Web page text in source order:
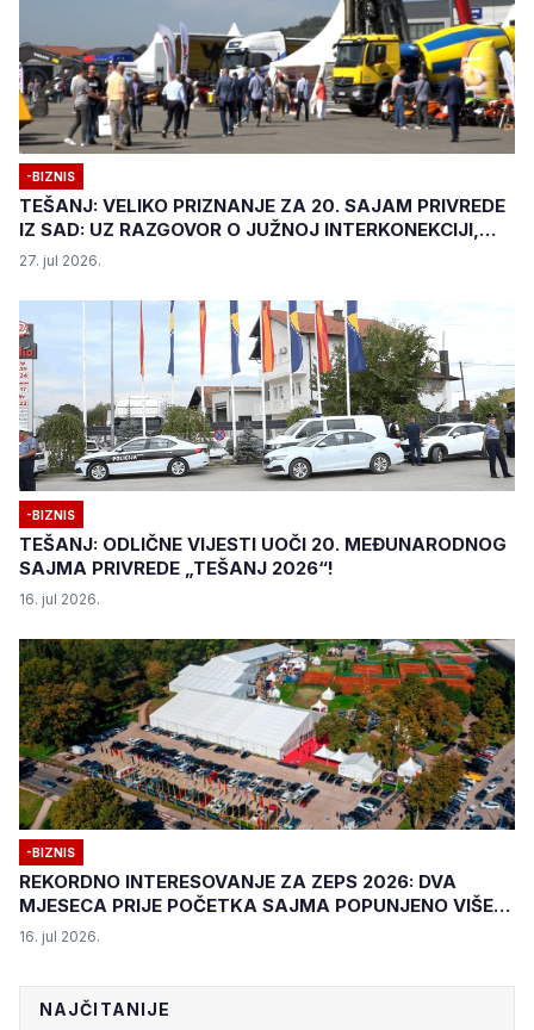
-BIZNIS
TEŠANJ: VELIKO PRIZNANJE ZA 20. SAJAM PRIVREDE
IZ SAD: UZ RAZGOVOR O JUŽNOJ INTERKONEKCIJI,
DOLAZAK POTVRDILE I DELEGACIJE IZ VAŠINGTONA I
27. jul 2026.
-BIZNIS
TEŠANJ: ODLIČNE VIJESTI UOČI 20. MEĐUNARODNOG
SAJMA PRIVREDE „TEŠANJ 2026“!
16. jul 2026.
-BIZNIS
REKORDNO INTERESOVANJE ZA ZEPS 2026: DVA
MJESECA PRIJE POČETKA SAJMA POPUNJENO VIŠE
OD 80 POSTO IZLAGAČKOG PROSTORA
16. jul 2026.
NAJČITANIJE